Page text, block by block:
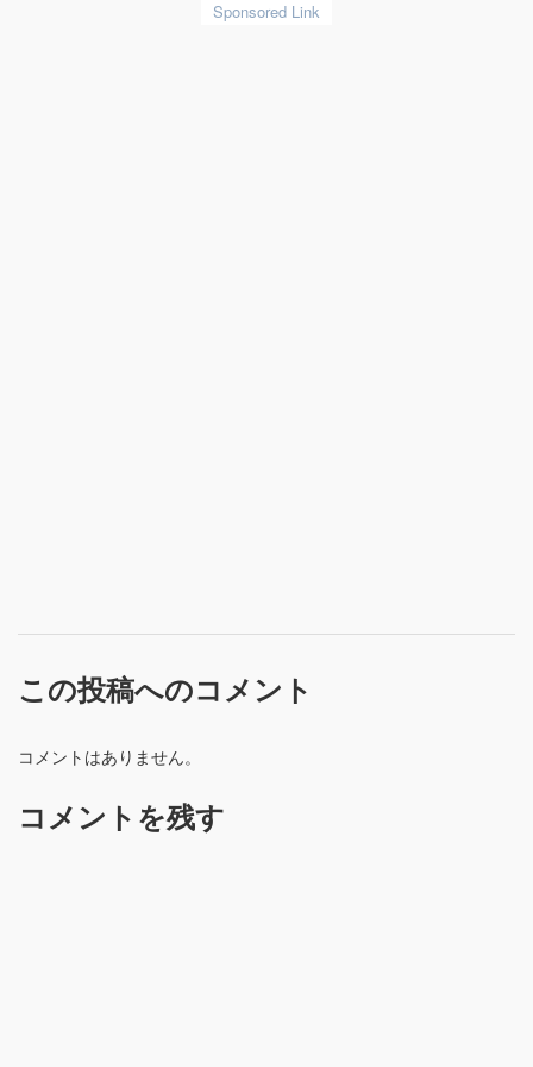
この投稿へのコメント
コメントはありません。
コメントを残す